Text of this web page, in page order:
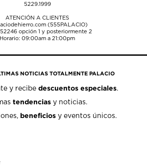
5229.1999
ATENCIÓN A CLIENTES
(555PALACIO)
opción 1 y posteriormente 2
Horario: 09:00am a 21:00pm
NOTICIAS TOTALMENTE PALACIO
y recibedescuentos especiales.
tendencias y noticias.
beneficios y eventos únicos.